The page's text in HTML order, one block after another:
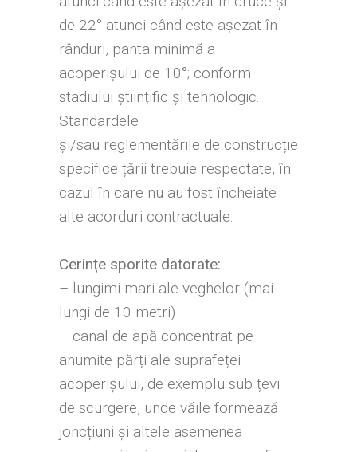
de 22° atunci când este așezat în
rânduri, panta minimă a
acoperișului de 10°; conform
stadiului științific și tehnologic.
Standardele
și/sau reglementările de construcție
specifice țării trebuie respectate, în
cazul în care nu au fost încheiate
alte acorduri contractuale.
Cerințe sporite datorate:
– lungimi mari ale veghelor (mai
lungi de 10 metri)
– canal de apă concentrat pe
anumite părți ale suprafeței
acoperișului, de exemplu sub țevi
de scurgere, unde văile formează
joncțiuni și altele asemenea